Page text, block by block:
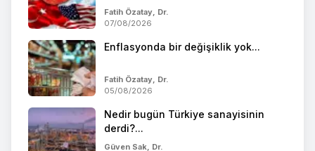
Fatih Özatay, Dr.
07/08/2026
Enflasyonda bir değişiklik yok...
Fatih Özatay, Dr.
05/08/2026
Nedir bugün Türkiye sanayisinin
derdi?...
Güven Sak, Dr.